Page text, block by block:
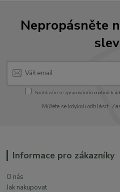
Nepropásněte
Souhlasím se zpracováním osobních
Můžete se kdykoli odhlásit.
Informace pro zákazníky
O nás
Jak nakupovat